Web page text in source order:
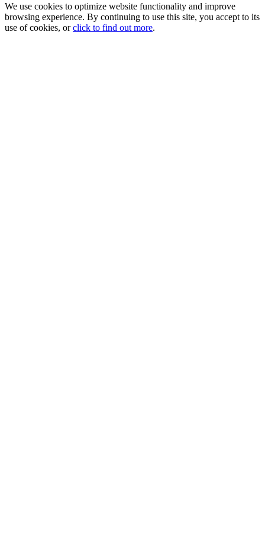
We use cookies to optimize website functionality and improve
browsing experience. By continuing to use this site, you accept to its
use of cookies, orclick to find out more.